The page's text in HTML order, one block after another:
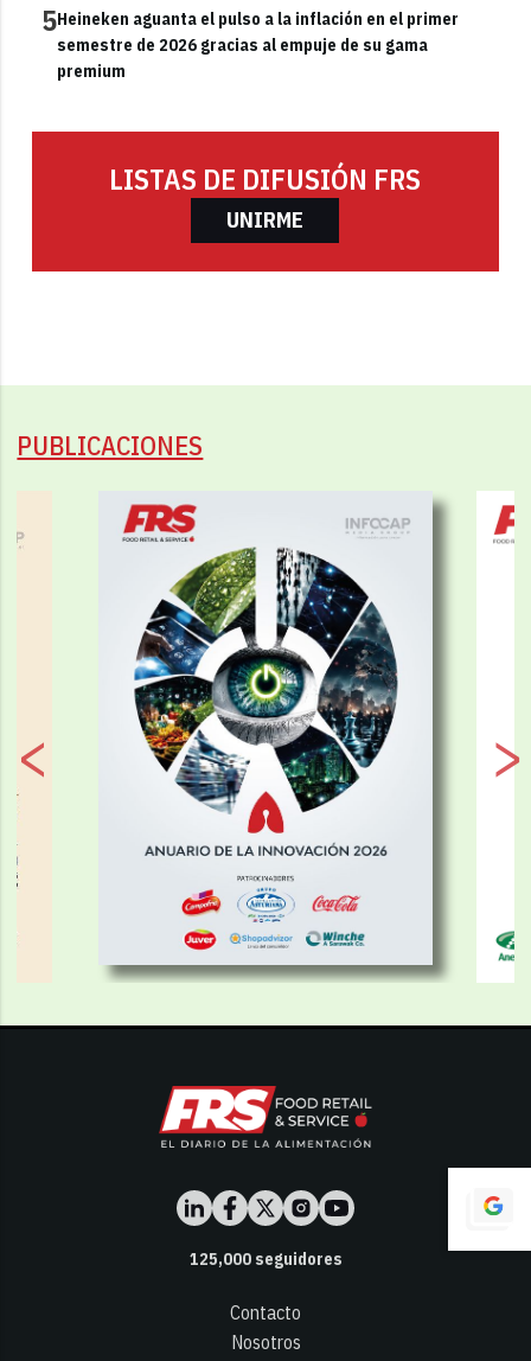
5Heineken aguanta el pulso a la inflación en el primer
semestre de 2026 gracias al empuje de su gama
premium
LISTAS DE DIFUSIÓN FRS
UNIRME
PUBLICACIONES
125,000seguidores
Contacto
Nosotros